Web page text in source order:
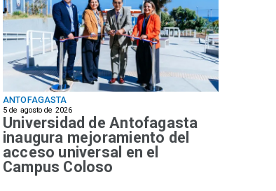
ANTOFAGASTA
5 de agosto de 2026
Universidad de Antofagasta
inaugura mejoramiento del
acceso universal en el
Campus Coloso